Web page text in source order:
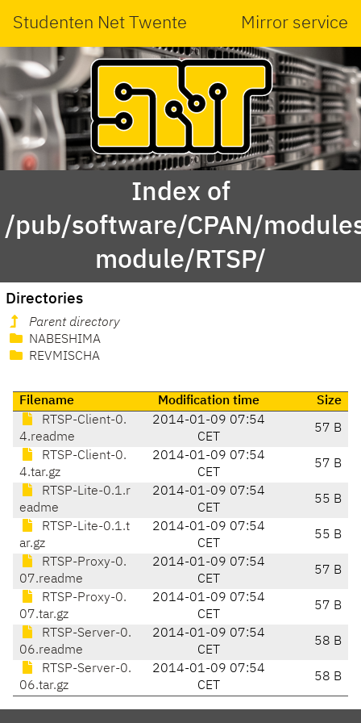
Studenten Net Twente Mirror service
Index of
/pub/software/CPAN/
module/RTSP/
Directories
Parent directory
NABESHIMA
REVMISCHA
Filename Modification time
Size
RTSP-Client-0.
4.readme
2014-01-09 07:54
CET
57 B
RTSP-Client-0.
4.tar.gz
2014-01-09 07:54
CET
57 B
RTSP-Lite-0.1.r
eadme
2014-01-09 07:54
CET
55 B
RTSP-Lite-0.1.t
ar.gz
2014-01-09 07:54
CET
55 B
RTSP-Proxy-0.
07.readme
2014-01-09 07:54
CET
57 B
RTSP-Proxy-0.
07.tar.gz
2014-01-09 07:54
CET
57 B
RTSP-Server-0.
06.readme
2014-01-09 07:54
CET
58 B
RTSP-Server-0.
06.tar.gz
2014-01-09 07:54
CET
58 B